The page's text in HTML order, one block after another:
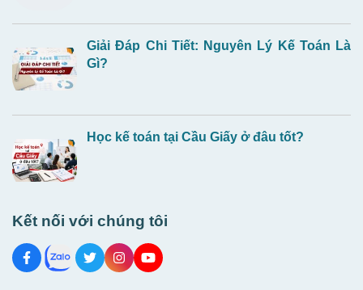
Giải Đáp Chi Tiết: Nguyên Lý Kế Toán Là
Gì?
Học kế toán tại Cầu Giấy ở đâu tốt?
Kết nối với chúng tôi